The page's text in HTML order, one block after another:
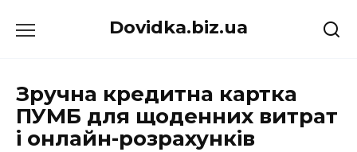
до
Dovidka.biz.ua
Зручна кредитна картка
ПУМБ для щоденних витрат
і онлайн-розрахунків